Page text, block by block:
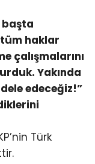
başta
haklar
çalışmalarını
Yakında
edeceğiz!”
Türk